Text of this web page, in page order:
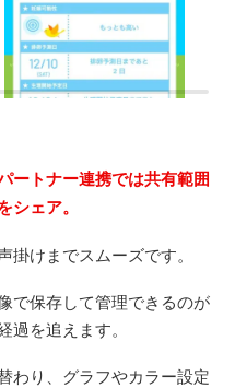
ートナー連携では共有範囲
シェア。
けまでスムーズです。
で保存して管理できるのが
を追えます。
わり、グラフやカラー設定